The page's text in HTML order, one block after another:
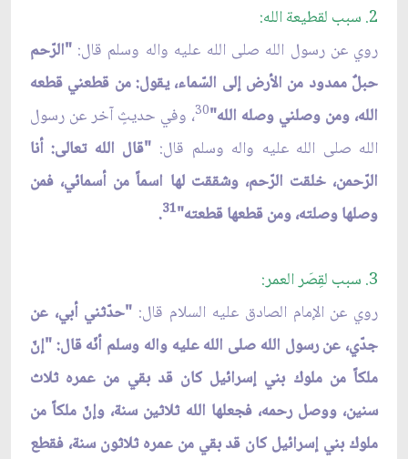
2. سبب لقطيعة الله:
روي عن رسول الله صلى الله عليه واله وسلم قال: "الرّحم
حبلٌ ممدود من الأرض إلى السّماء، يقول: من قطعني قطعه
الله، ومن وصلني وصله الله"30، وفي حديثٍ آخر عن رسول
الله صلى الله عليه واله وسلم قال: "قال الله تعالى: أنا
الرّحمن، خلقت الرّحم، وشققت لها اسماً من أسمائي، فمن
وصلها وصلته، ومن قطعها قطعته"31
.
3. سبب لقِصَر العمر:
روي عن الإمام الصادق عليه السلام قال: "حدّثني أبي، عن
جدّي، عن رسول الله صلى الله عليه واله وسلم أنّه قال: "إنّ
ملكاً من ملوك بني إسرائيل كان قد بقي من عمره ثلاث
سنين، ووصل رحمه، فجعلها الله ثلاثين سنة، وإنّ ملكاً من
ملوك بني إسرائيل كان قد بقي من عمره ثلاثون سنة، فقطع